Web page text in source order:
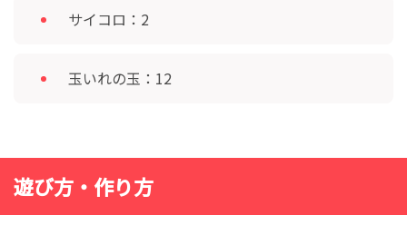
サイコロ：2
玉いれの玉：12
遊び方・作り方